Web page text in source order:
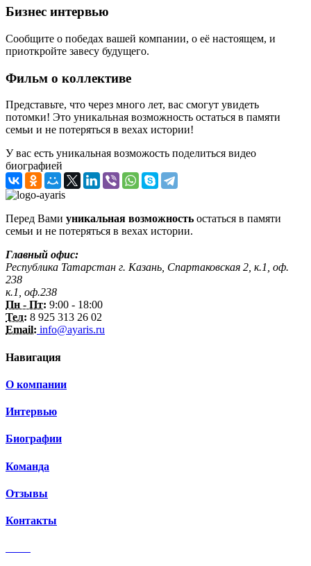
Бизнес интервью
Сообщите о победах вашей компании, о её настоящем, и
приоткройте завесу будущего.
Фильм о коллективе
Представьте, что через много лет, вас смогут увидеть
потомки! Это уникальная возможность остаться в памяти
семьи и не потеряться в вехах истории!
У вас есть уникальная возможость поделиться видео
биографией
Перед Вами уникальная возможность остаться в памяти
семьи и не потеряться в вехах истории.
Главный офис:
Республика Татарстан г. Казань, Спартаковская 2, к.1, оф.
238
к.1, оф.238
Пн - Пт: 9:00 - 18:00
Тел: 8 925 313 26 02
Email: info@ayaris.ru
Навигация
О компании
Интервью
Биографии
Команда
Отзывы
Контакты